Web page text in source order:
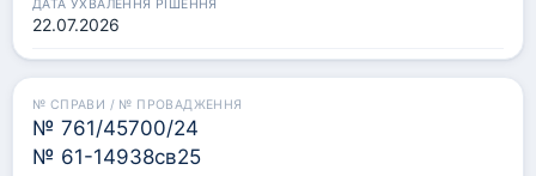
суди не надавали цьому питанню правової оцінки. У
цьому полягає її істотна відмінність від
господарських справ № 916/302/16 та №
пропонує переглянути.
Отже, ініційоване колегією суддів КЦС питання про
формування правового висновку щодо зазначеної
22.07.2026
№ 761/45700/24
№ 61-14938св25